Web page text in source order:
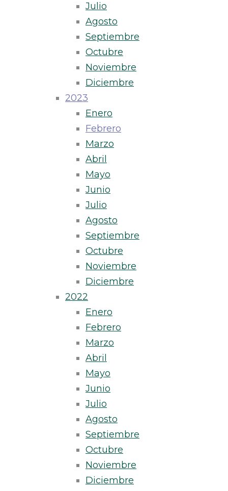
Julio
Agosto
Septiembre
Octubre
Noviembre
Diciembre
2023
Enero
Febrero
Marzo
Abril
Mayo
Junio
Julio
Agosto
Septiembre
Octubre
Noviembre
Diciembre
2022
Enero
Febrero
Marzo
Abril
Mayo
Junio
Julio
Agosto
Septiembre
Octubre
Noviembre
Diciembre